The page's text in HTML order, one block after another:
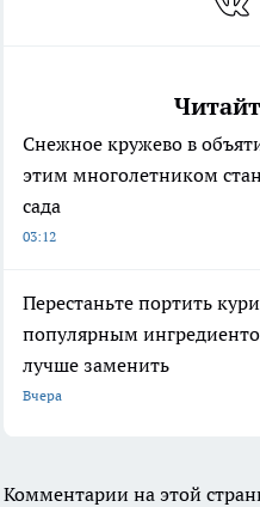
Снежное кружево в
этим многолетником
сада
03:12
Перестаньте портить
популярным
лучше заменить
Вчера
Комментарии на этой